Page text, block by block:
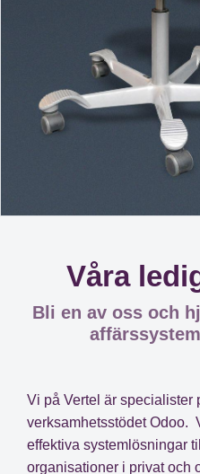
Våra
Bli en av oss och
Vi på Vertel är specialister
verksamhetsstödetOdoo.
effektiva systemlösningar
organisationer i privat och